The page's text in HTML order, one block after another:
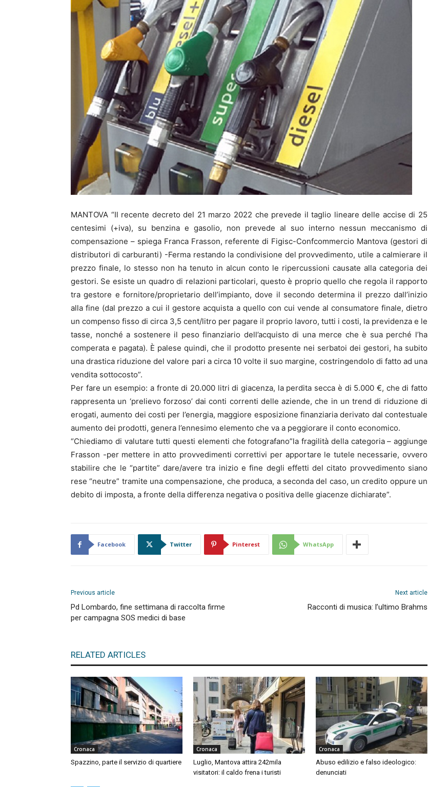
MANTOVA “Il recente decreto del 21 marzo 2022 che prevede il taglio lineare delle accise di 25
centesimi (+iva), su benzina e gasolio, non prevede al suo interno nessun meccanismo di
compensazione – spiega Franca Frasson, referente di Figisc-Confcommercio Mantova (gestori di
distributori di carburanti) -Ferma restando la condivisione del provvedimento, utile a calmierare il
prezzo finale, lo stesso non ha tenuto in alcun conto le ripercussioni causate alla categoria dei
gestori. Se esiste un quadro di relazioni particolari, questo è proprio quello che regola il rapporto
tra gestore e fornitore/proprietario dell’impianto, dove il secondo determina il prezzo dall’inizio
alla fine (dal prezzo a cui il gestore acquista a quello con cui vende al consumatore finale, dietro
un compenso fisso di circa 3,5 cent/litro per pagare il proprio lavoro, tutti i costi, la previdenza e le
tasse, nonché a sostenere il peso finanziario dell’acquisto di una merce che è sua perché l’ha
comperata e pagata). È palese quindi, che il prodotto presente nei serbatoi dei gestori, ha subito
una drastica riduzione del valore pari a circa 10 volte il suo margine, costringendolo di fatto ad una
vendita sottocosto”.
Per fare un esempio: a fronte di 20.000 litri di giacenza, la perdita secca è di 5.000 €, che di fatto
rappresenta un ‘prelievo forzoso’ dai conti correnti delle aziende, che in un trend di riduzione di
erogati, aumento dei costi per l’energia, maggiore esposizione finanziaria derivato dal contestuale
aumento dei prodotti, genera l’ennesimo elemento che va a peggiorare il conto economico.
“Chiediamo di valutare tutti questi elementi che fotografano”la fragilità della categoria – aggiunge
Frasson -per mettere in atto provvedimenti correttivi per apportare le tutele necessarie, ovvero
stabilire che le “partite” dare/avere tra inizio e fine degli effetti del citato provvedimento siano
rese “neutre” tramite una compensazione, che produca, a seconda del caso, un credito oppure un
debito di imposta, a fronte della differenza negativa o positiva delle giacenze dichiarate”.
Facebook Twitter Pinterest WhatsApp
Previous article
Pd Lombardo, fine settimana di raccolta firme
per campagna SOS medici di base
Next article
Racconti di musica: l’ultimo Brahms
RELATED ARTICLES
Cronaca
Spazzino, parte il servizio di quartiere
Cronaca
Luglio, Mantova attira 242mila
visitatori: il caldo frena i turisti
Cronaca
Abuso edilizio e falso ideologico:
denunciati